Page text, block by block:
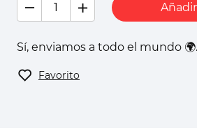
Sí, enviamos a todo el mundo 🌍.
Favorito